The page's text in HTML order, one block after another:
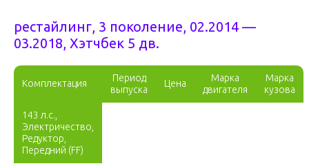
рестайлинг, 3 поколение, 02.2014 —
03.2018, Хэтчбек 5 дв.
Комплектация
Период
выпуска
Цена
Марка
двигателя
Марка
кузова
143 л.с.,
Электричество,
Редуктор,
Передний (FF)